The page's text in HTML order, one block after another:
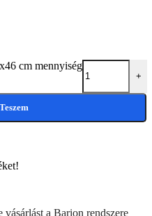
cm mennyiség
+
a Barion rendszere